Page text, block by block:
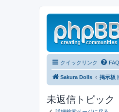
クイックリンク FAQ
Sakura Dolls 掲示板
未返信トピック